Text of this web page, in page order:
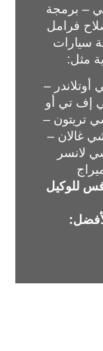
– برمجة
فرامل
سيارات
مثل:
–
إف تي أو
تريتون –
غالان –
لانسر
للوكيل